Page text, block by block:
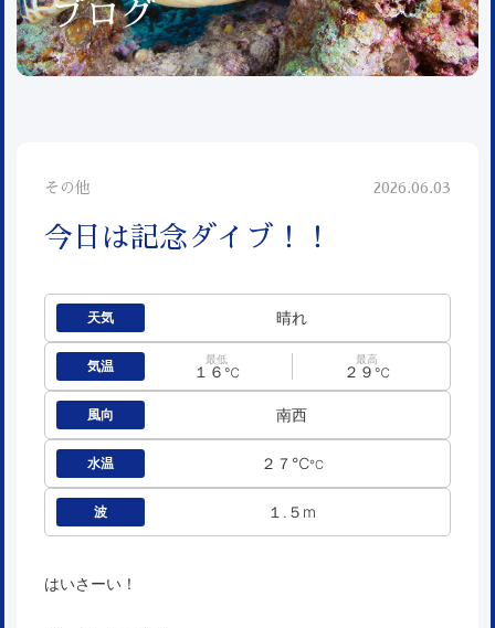
ブログ
その他 2026.06.03
今日は記念ダイブ！！
天気 晴れ
気温 最低
１６ ℃
最高
２９ ℃
風向 南西
水温 ２７℃℃
波 １.５m
はいさーい！